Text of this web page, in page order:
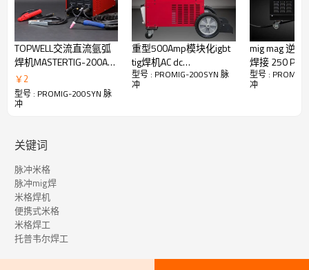
脉冲 MIG 工艺的工作原理是在每个脉冲的电极末端形成一滴熔融
金属。然后，添加适量的电流，将一个液滴推过电弧并进入水
坑。这些液滴的转移通过电弧发生，每个脉冲一个液滴。
TOPWELL交流直流氩弧
焊机MASTERTIG-200AC
/ 250AC用于铝
￥2
型号 : PROMIG-200SYN 脉
冲
重型500Amp模块化igbt
tig焊机AC dc
MASTERTIG-500CT
型号 : PROMIG-200SYN 脉
冲
mig mag 逆变
焊接 250
250SYN 脉冲
型号 :
冲
关键词
脉冲米格
脉冲mig焊
米格焊机
便携式米格
米格焊工
托普韦尔焊工